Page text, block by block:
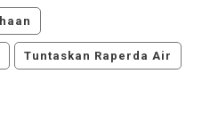
Tuntaskan Raperda Air